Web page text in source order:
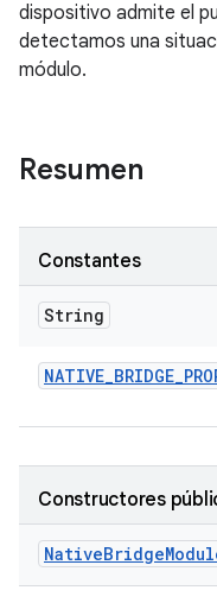
dispositivo admite el
detectamos una
módulo.
Resumen
Constantes
String
NATIVE_BRIDGE_
Constructores
NativeBridge